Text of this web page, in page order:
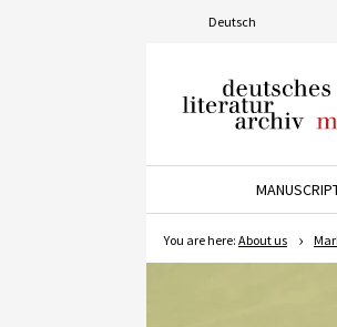
Deutsch
Marbach
You are here: About us